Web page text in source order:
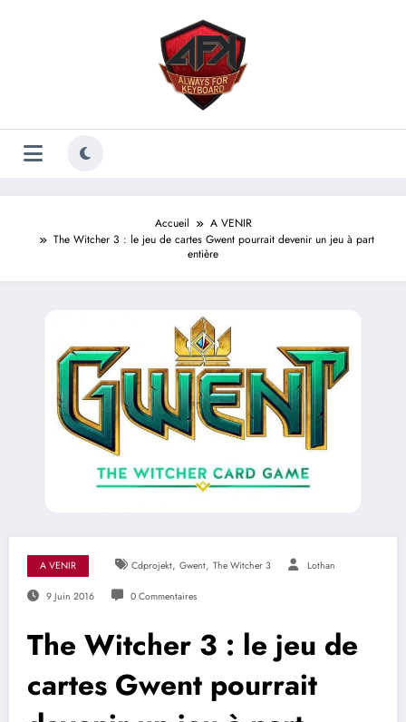
Accueil
A VENIR
The Witcher 3 : le jeu de cartes Gwent pourrait devenir un jeu à part
entière
A VENIR Cdprojekt, Gwent, The Witcher 3 Lothan
9 Juin 2016 0 Commentaires
The Witcher 3 : le jeu de
cartes Gwent pourrait